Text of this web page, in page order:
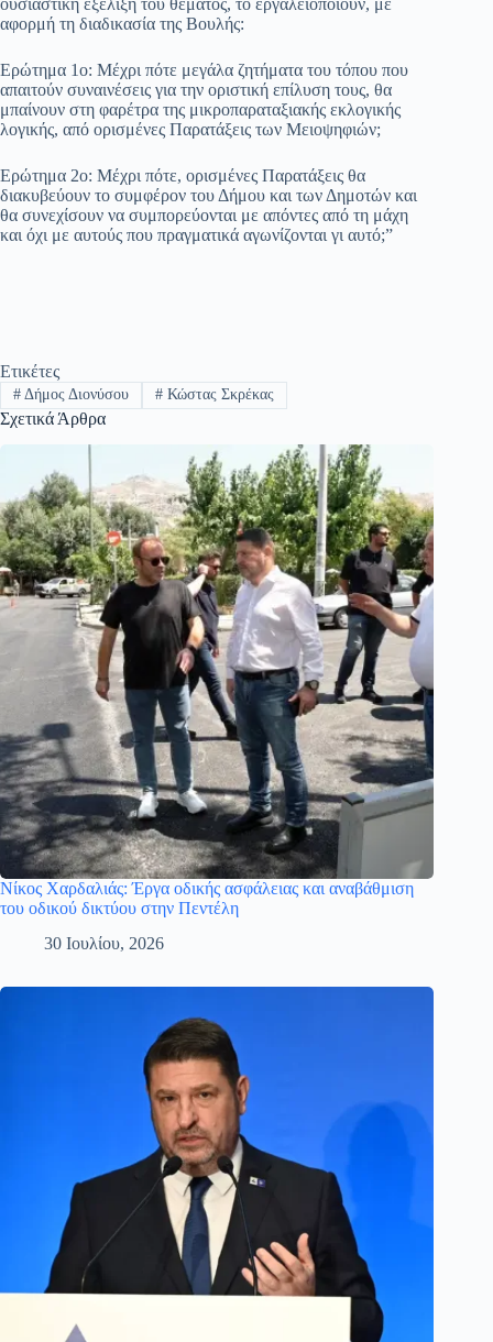
ουσιαστική εξέλιξη του θέματος, το εργαλειοποιούν, με
αφορμή τη διαδικασία της Βουλής:
Ερώτημα 1ο: Μέχρι πότε μεγάλα ζητήματα του τόπου που
απαιτούν συναινέσεις για την οριστική επίλυση τους, θα
μπαίνουν στη φαρέτρα της μικροπαραταξιακής εκλογικής
λογικής, από ορισμένες Παρατάξεις των Μειοψηφιών;
Ερώτημα 2ο: Μέχρι πότε, ορισμένες Παρατάξεις θα
διακυβεύουν το συμφέρον του Δήμου και των Δημοτών και
θα συνεχίσουν να συμπορεύονται με απόντες από τη μάχη
και όχι με αυτούς που πραγματικά αγωνίζονται γι αυτό;”
Ετικέτες
#Δήμος Διονύσου #Κώστας Σκρέκας
Σχετικά Άρθρα
Νίκος Χαρδαλιάς: Έργα οδικής ασφάλειας και αναβάθμιση
του οδικού δικτύου στην Πεντέλη
30 Ιουλίου, 2026